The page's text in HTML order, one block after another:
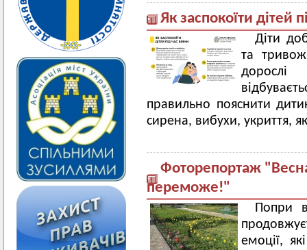
Як заспокоїти дітей
Діти
та
правильно пояснити
сирена, вибухи, укриття,
Фоторепортаж
переможе!"
Попри
емоції,